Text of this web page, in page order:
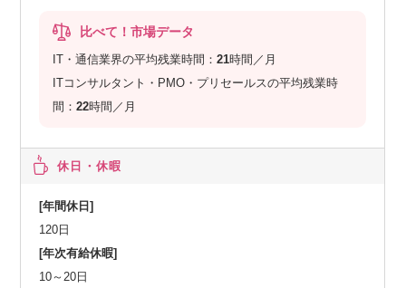
比べて！市場データ
IT・通信業界の平均残業時間：21時間／月
ITコンサルタント・PMO・プリセールスの平均残業時
間：22時間／月
休日・休暇
[年間休日]
120日
[年次有給休暇]
10～20日